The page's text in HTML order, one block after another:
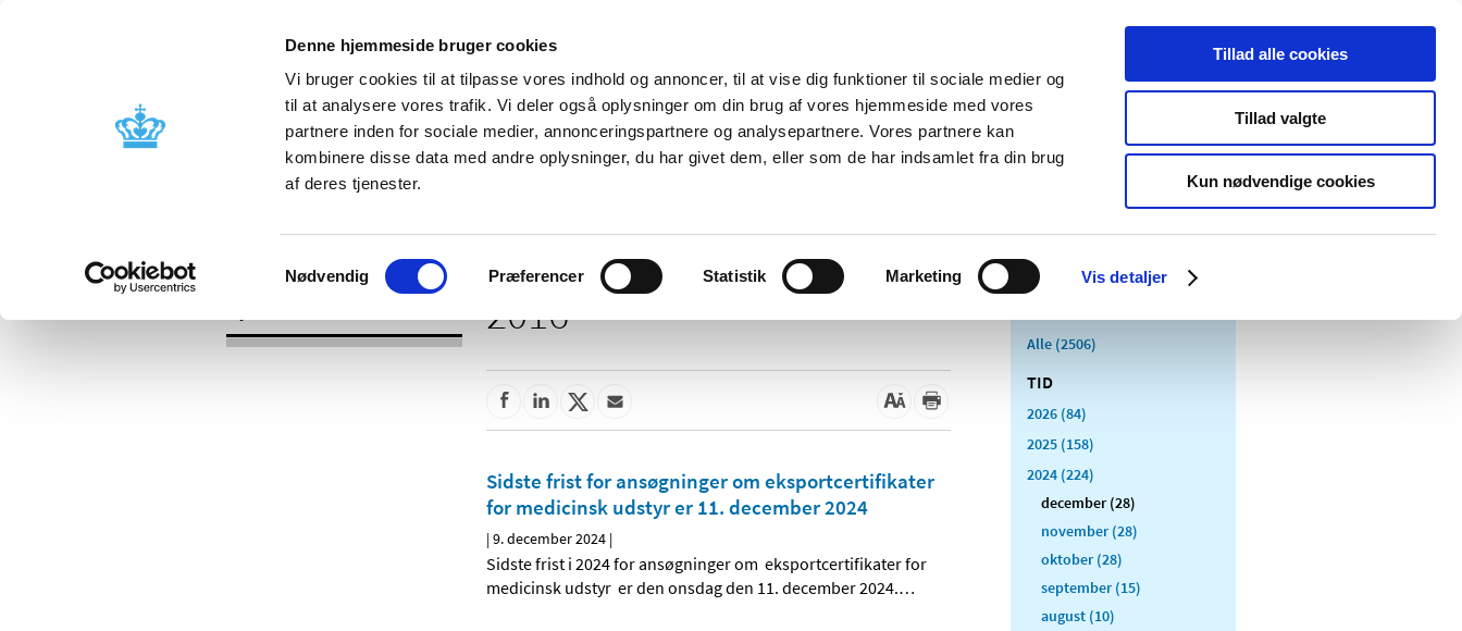
Denne hjemmeside bruger cookies
Vi bruger cookies til at tilpasse vores indhold og annoncer, til at vise dig funktioner til sociale medier og
til at analysere vores trafik. Vi deler også oplysninger om din brug af vores hjemmeside med vores
partnere inden for sociale medier, annonceringspartnere og analysepartnere. Vores partnere kan
kombinere disse data med andre oplysninger, du har givet dem, eller som de har indsamlet fra din brug
af deres tjenester.
Samtykkevalg
Nødvendig Præferencer Statistik Marketing Vis detaljer
Tillad alle cookies
Tillad valgte
Kun nødvendige cookies
Nyheder Om os Kontakt Udgivelser
Godkendelse og
Bivirkninger og
produktinformation
Tilskud og
Apoteker og salg af
Medicinsk
Særlige
produktområder
2016
Sidste frist for ansøgninger om eksportcertifikater
for medicinsk udstyr er 11. december 2024
|9. december 2024 |
Sidste frist i 2024 for ansøgninger om eksportcertifikater for
medicinsk udstyr er den onsdag den 11. december 2024.…
Alle (2506)
TID
2026 (84)
2025 (158)
2024 (224)
december (28)
november (28)
oktober (28)
september (15)
august (10)